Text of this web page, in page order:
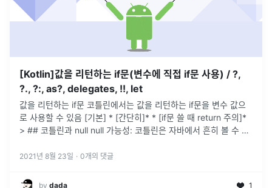
[Kotlin]값을 리턴하는 if문(변수에 직접 if문 사용) / ?,
?., ?:, as?, delegates, !!, let
값을 리턴하는 if문 코틀린에서는 값을 리턴하는 if문을 변수 값으
로 사용할 수 있음 [기본] * [간단히]* * [if문 쓸 때 return 주의]*
> ## 코틀린과 null null 가능성: 코틀린은 자바에서 흔히 볼 수 있
2021년 8월 23일 · 0개의 댓글
by dada 1